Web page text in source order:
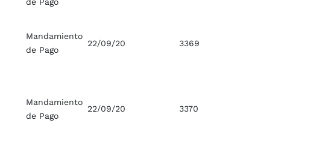
Mandamiento
de Pago
22/09/20 3369
Mandamiento
de Pago
22/09/20 3370